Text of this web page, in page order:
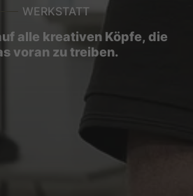
WERKSTATT
alle kreativen Köpfe, die
voran zu treiben.